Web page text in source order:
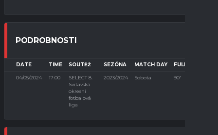
PODROBNOSTI
DATE TIME SOUTĚŽ SEZÓNA MATCH DAY FULL TIME
04/05/2024 17:00
SELECT 8.
Svitavská
okresní
fotbalová
liga
2023/2024 Sobota 90'